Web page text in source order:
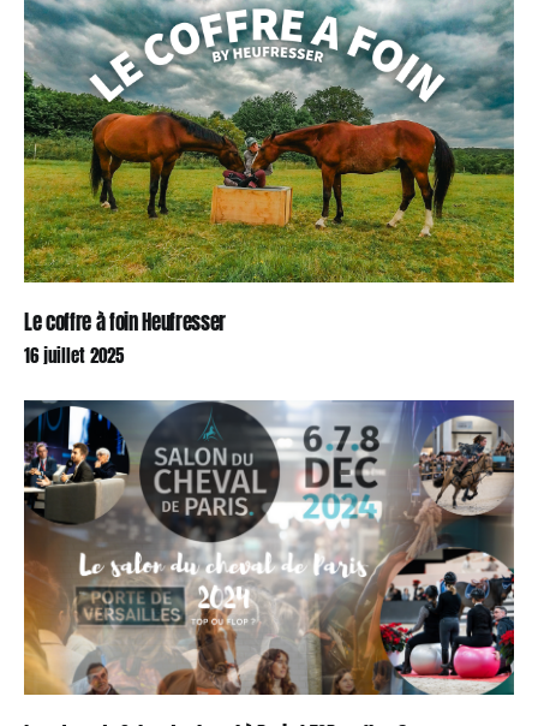
Le coffre à foin Heufresser
16 juillet 2025